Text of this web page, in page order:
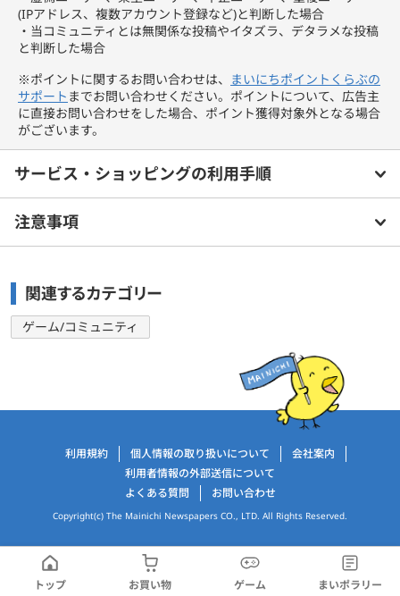
トップ お買い物 ゲーム まいポラリー
(IPアドレス、複数アカウント登録など)と判断した場合
・当コミュニティとは無関係な投稿やイタズラ、デタラメな投稿
と判断した場合
※ポイントに関するお問い合わせは、 まいにちポイントくらぶの
サポート までお問い合わせください。ポイントについて、広告主
に直接お問い合わせをした場合、ポイント獲得対象外となる場合
がございます。
サービス・ショッピングの利用手順
注意事項
関連するカテゴリー
ゲーム/コミュニティ
運営会社情報利用規約 個人情報の取り扱いについて
会社案内
利用者情報の外部送信について
よくある質問
お問い合わせ
Copyright(c) The Mainichi Newspapers CO., LTD. All Rights Reserved.